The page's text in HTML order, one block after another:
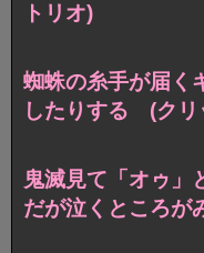
トリオ)
蜘蛛の糸手が届く
したりする (クリ
鬼滅見て「オゥ」
だが泣くところ